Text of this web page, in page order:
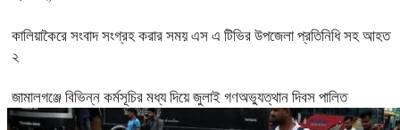
কালিয়াকৈরে সংবাদ সংগ্রহ করার সময় এস এ টিভির উপজেলা প্রতিনিধি সহ আহত
২
জামালগঞ্জে বিভিন্ন কর্মসূচির মধ্য দিয়ে জুলাই গণঅভ্যুত্থান দিবস পালিত